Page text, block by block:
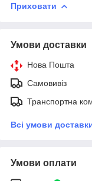
Приховати
Умови доставки
Нова Пошта
Самовивіз
Транспортна
Всі умови
Умови оплати